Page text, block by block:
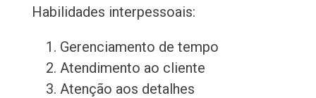
Habilidades interpessoais:
Gerenciamento de tempo
Atendimento ao cliente
Atenção aos detalhes